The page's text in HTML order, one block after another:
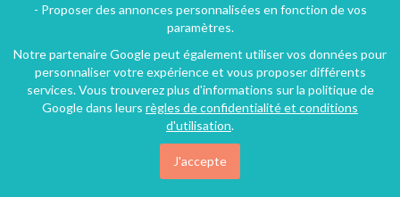
Combloux (33 km), Haute-Savoie, Rhône-Alpes, Auvergne-Rhône-Alpes, France
- Proposer des annonces personnalisées en fonction de vos
paramètres.
Notre partenaire Google peut également utiliser vos données pour
personnaliser votre expérience et vous proposer différents
services. Vous trouverez plus d'informations sur la politique de
Google dans leurs règles de confidentialité et conditions
d'utilisation.
J'accepte